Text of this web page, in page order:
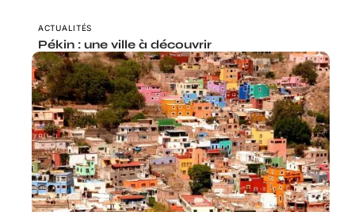
ACTUALITÉS
Pékin : une ville à découvrir